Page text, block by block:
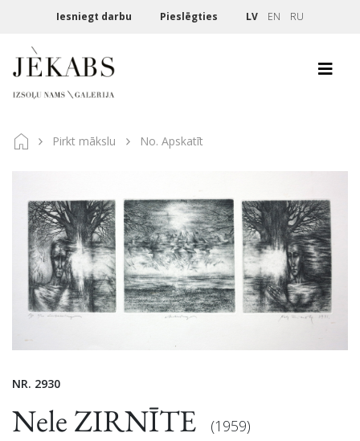
Iesniegt darbu Pieslēgties LV EN RU
Pirkt mākslu No. Apskatīt
NR. 2930
Nele ZIRNĪTE (1959)